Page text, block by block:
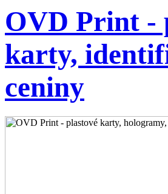
OVD Print -
karty,
ceniny